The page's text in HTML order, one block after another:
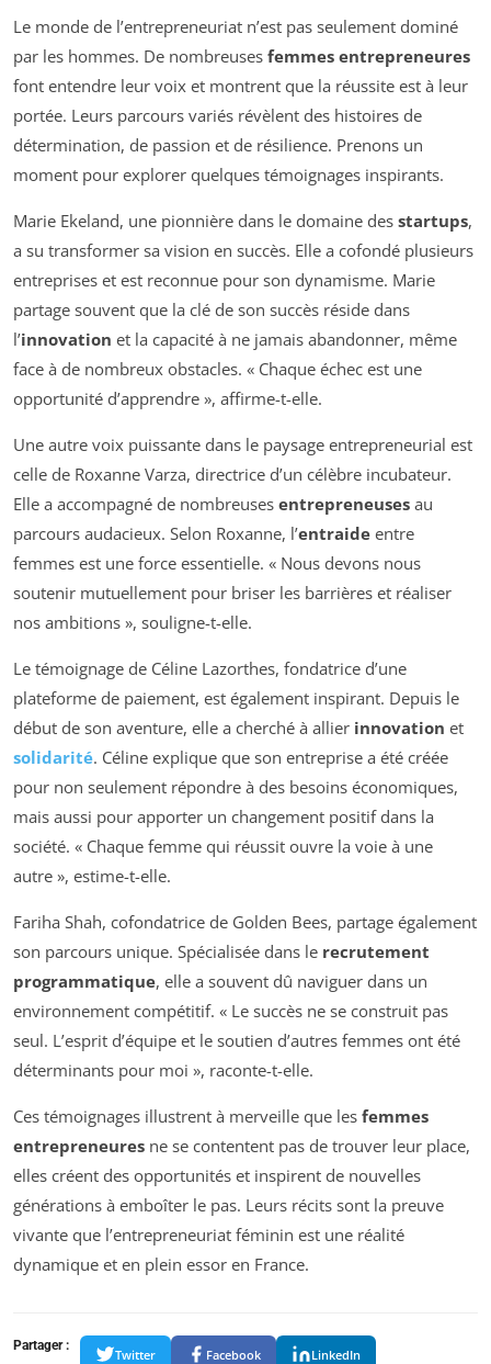
Le monde de l’entrepreneuriat n’est pas seulement dominé
par les hommes. De nombreuses femmes entrepreneures
font entendre leur voix et montrent que la réussite est à leur
portée. Leurs parcours variés révèlent des histoires de
détermination, de passion et de résilience. Prenons un
moment pour explorer quelques témoignages inspirants.
Marie Ekeland, une pionnière dans le domaine des startups,
a su transformer sa vision en succès. Elle a cofondé plusieurs
entreprises et est reconnue pour son dynamisme. Marie
partage souvent que la clé de son succès réside dans
l’innovation et la capacité à ne jamais abandonner, même
face à de nombreux obstacles. « Chaque échec est une
opportunité d’apprendre », affirme-t-elle.
Une autre voix puissante dans le paysage entrepreneurial est
celle de Roxanne Varza, directrice d’un célèbre incubateur.
Elle a accompagné de nombreuses entrepreneuses au
parcours audacieux. Selon Roxanne, l’entraide entre
femmes est une force essentielle. « Nous devons nous
soutenir mutuellement pour briser les barrières et réaliser
nos ambitions », souligne-t-elle.
Le témoignage de Céline Lazorthes, fondatrice d’une
plateforme de paiement, est également inspirant. Depuis le
début de son aventure, elle a cherché à allier innovation et
solidarité. Céline explique que son entreprise a été créée
pour non seulement répondre à des besoins économiques,
mais aussi pour apporter un changement positif dans la
société. « Chaque femme qui réussit ouvre la voie à une
autre », estime-t-elle.
Fariha Shah, cofondatrice de Golden Bees, partage également
son parcours unique. Spécialisée dans le recrutement
programmatique, elle a souvent dû naviguer dans un
environnement compétitif. « Le succès ne se construit pas
seul. L’esprit d’équipe et le soutien d’autres femmes ont été
déterminants pour moi », raconte-t-elle.
Ces témoignages illustrent à merveille que les femmes
entrepreneures ne se contentent pas de trouver leur place,
elles créent des opportunités et inspirent de nouvelles
générations à emboîter le pas. Leurs récits sont la preuve
vivante que l’entrepreneuriat féminin est une réalité
dynamique et en plein essor en France.
Partager :
Twitter Facebook LinkedIn